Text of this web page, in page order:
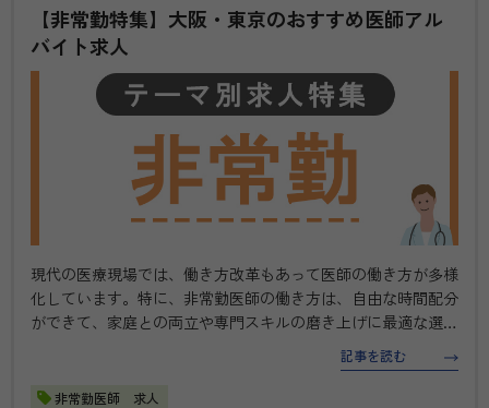
【非常勤特集】大阪・東京のおすすめ医師アル
バイト求人
現代の医療現場では、働き方改革もあって医師の働き方が多様
化しています。特に、非常勤医師の働き方は、自由な時間配分
ができて、家庭との両立や専門スキルの磨き上げに最適な選択
肢です。 この記事では、最新の非常勤の医師求人情報をピッ
クアップし、医師としてのキャリアをより豊かにするためのヒ
ントやメリットをご紹…
記事を読む
非常勤医師 求人